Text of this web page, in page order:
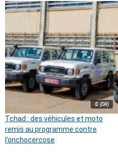
© (DR)
Tchad : des véhicules et moto
remis au programme contre
l’onchocercose